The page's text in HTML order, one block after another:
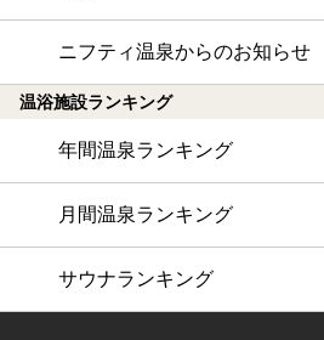
ニフティ温泉からのお知らせ
温浴施設ランキング
年間温泉ランキング
月間温泉ランキング
サウナランキング